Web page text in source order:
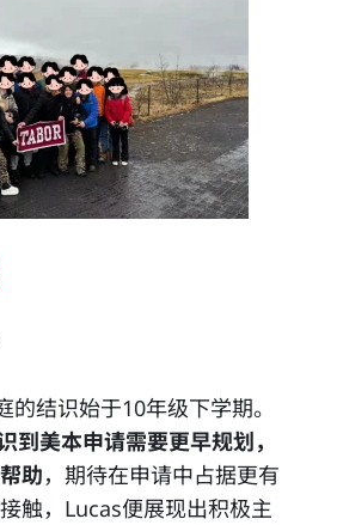
的结识始于10年级下学期。
到美本申请需要更早规划，
助，期待在申请中占据更有
触，Lucas便展现出积极主